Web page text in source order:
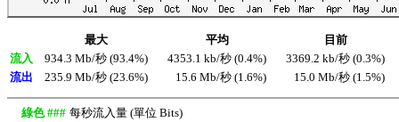
最大 平均
目前
流入
934.3 Mb/秒 (93.4%) 4353.1 kb/秒 (0.4%)
3369.2 kb/秒 (0.3%)
流出
235.9 Mb/秒 (23.6%) 15.6 Mb/秒 (1.6%) 15.0 Mb/秒 (1.5%)
綠色 ### 每秒流入量 (單位 Bits)